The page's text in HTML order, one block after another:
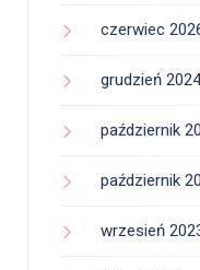
czerwiec
grudzień 2024
październik
październik
wrzesień